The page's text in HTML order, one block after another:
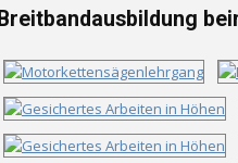
Breitbandausbildung